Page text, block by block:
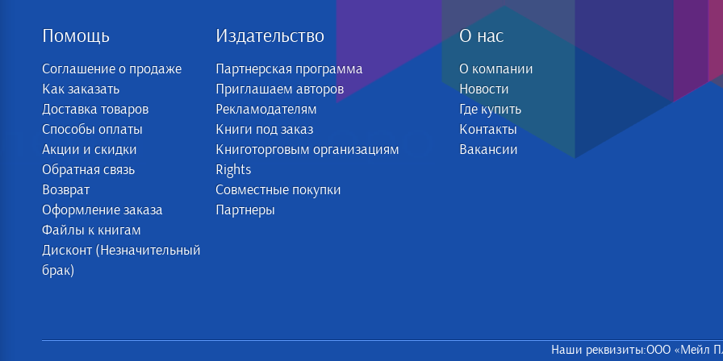
Помощь
Соглашение о продаже
Как заказать
Доставка товаров
Способы оплаты
Акции и скидки
Обратная связь
Возврат
Оформление заказа
Файлы к книгам
Дисконт (Незначительный
брак)
Издательство
Партнерская программа
Приглашаем авторов
Рекламодателям
Книги под заказ
Книготорговым организациям
Rights
Совместные покупки
Партнеры
О нас
О компании
Новости
Где купить
Контакты
Вакансии
Наши реквизиты:ООО «Мейл